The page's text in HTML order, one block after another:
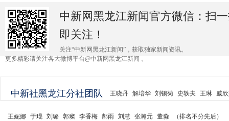
中新网黑龙江新闻官方微信：扫
即关注！
关注“中新网黑龙江新闻”，获取独家新闻资讯。
更多精彩请关注各大微博平台@中新网黑龙江新闻 。
中新社黑龙江分社团队 王晓丹 解培华 刘锡菊 史轶夫 王琳 戚
王妮娜 于琨 刘璐 郭璨 李香梅 郝雨 刘慧 张瀚元 董淼 （排名不分先后）